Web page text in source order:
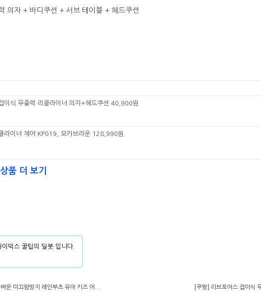
의자 + 바디쿠션 + 서브 테이블 + 헤드쿠션
이식 무중력 리클라이너 의자+헤드쿠션 40,900원
라이너 체어 KP019, 모카브라운 128,990원
품 더 보기
믹스 꿀팁의 딜봇 입니다.
운 미끄럼방지 레인부츠 유아 키즈 어... [쿠팡] 리브포어스 접이식